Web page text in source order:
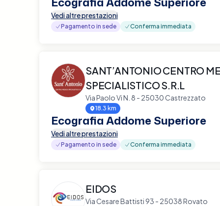
Vedi altre prestazioni
Pagamento in sede Conferma immediata
SANT’ANTONIO CENTRO
SPECIALISTICO S.R.L
Via Paolo Vi N. 8 - 25030 Castrezzato
18.3 km
Ecografia Addome Superiore
Vedi altre prestazioni
Pagamento in sede Conferma immediata
EIDOS
Via Cesare Battisti 93 - 25038 Rovato